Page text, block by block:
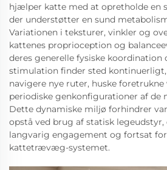
hjælper katte med at opretholde en
der understøtter en sund
Variationen i teksturer, vinkler og
kattenes proprioception og
deres generelle fysiske koordination
stimulation finder sted
navigere nye ruter, huske foretrukne
periodiske genkonfigurationer af de
Dette dynamiske miljø forhindrer
opstå ved brug af statisk
langvarig engagement og fortsat
kattetrævæg-systemet.